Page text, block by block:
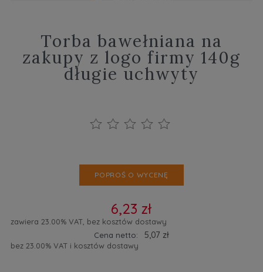
Torba bawełniana na
zakupy z logo firmy 140g
długie uchwyty
POPROŚ O WYCENĘ
6,23 zł
zawiera 23.00% VAT, bez kosztów dostawy
Cena netto:
5,07 zł
bez 23.00% VAT i kosztów dostawy